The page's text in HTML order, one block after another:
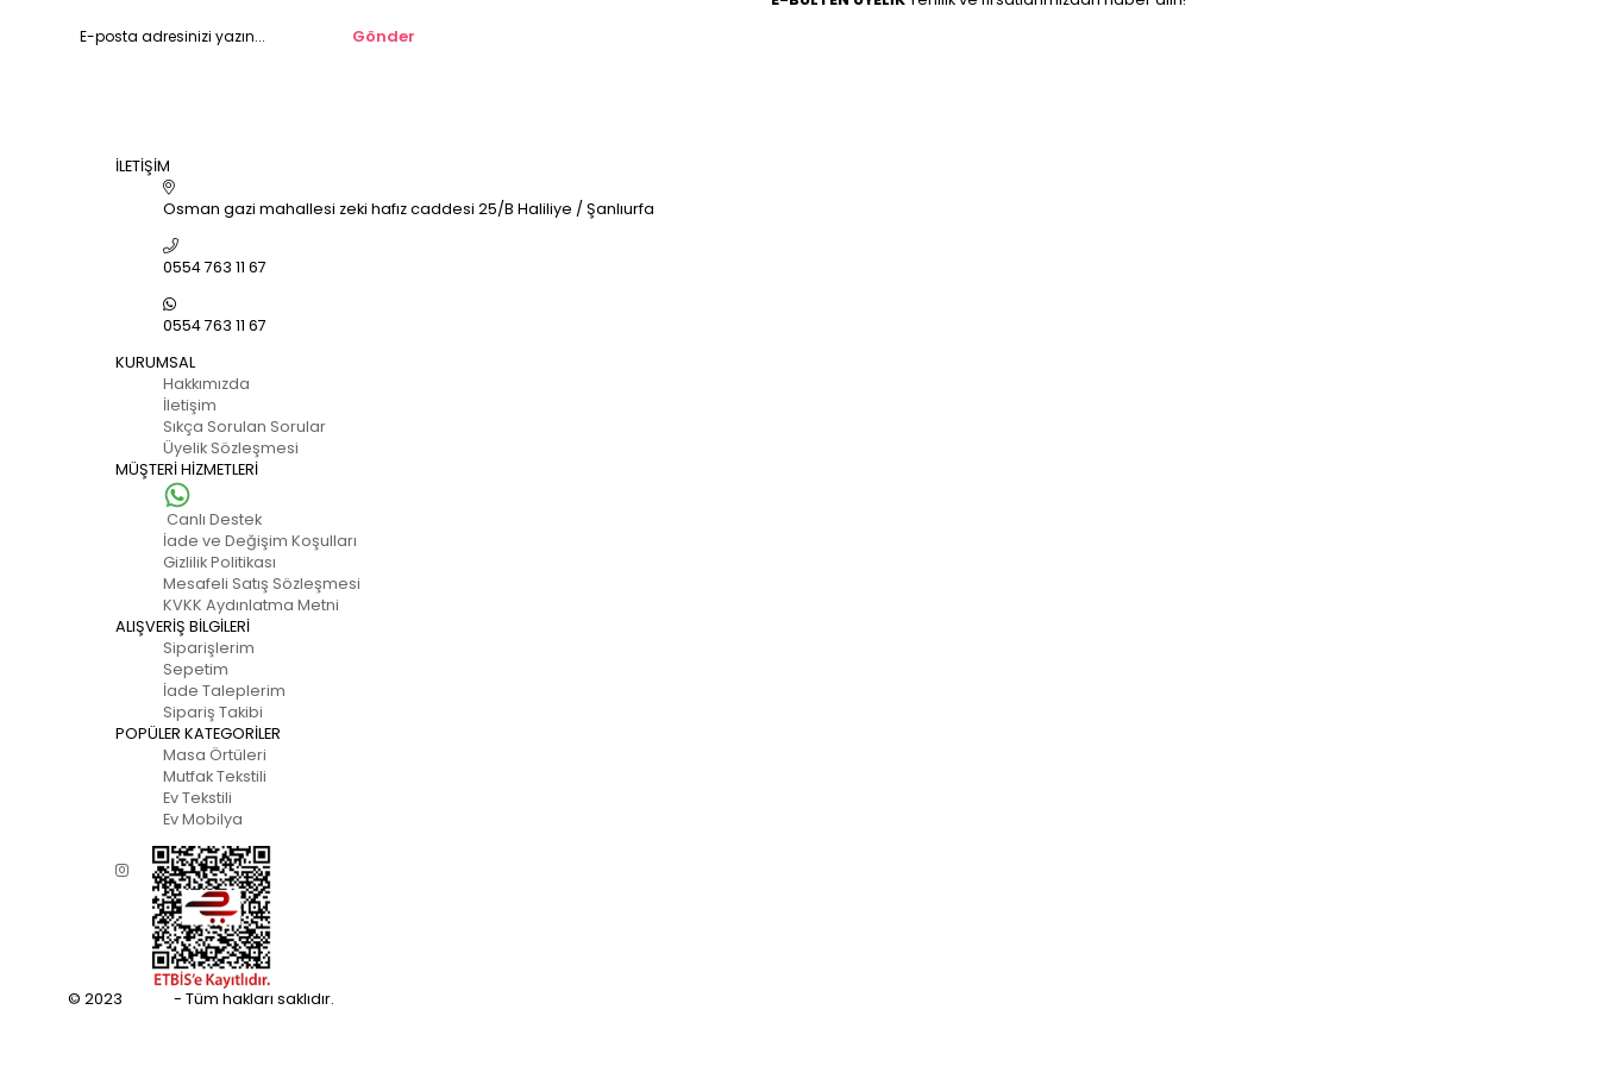
Gönder
İLETİŞİM
Osman gazi mahallesi zeki hafız caddesi 25/B Haliliye / Şanlıurfa
0554 763 11 67
0554 763 11 67
KURUMSAL
Hakkımızda
İletişim
Sıkça Sorulan Sorular
Üyelik Sözleşmesi
MÜŞTERİ HİZMETLERİ
Canlı Destek
İade ve Değişim Koşulları
Gizlilik Politikası
Mesafeli Satış Sözleşmesi
KVKK Aydınlatma Metni
ALIŞVERİŞ BİLGİLERİ
Siparişlerim
Sepetim
İade Taleplerim
Sipariş Takibi
POPÜLER KATEGORİLER
Masa Örtüleri
Mutfak Tekstili
Ev Tekstili
Ev Mobilya
© 2023 - Tüm hakları saklıdır.